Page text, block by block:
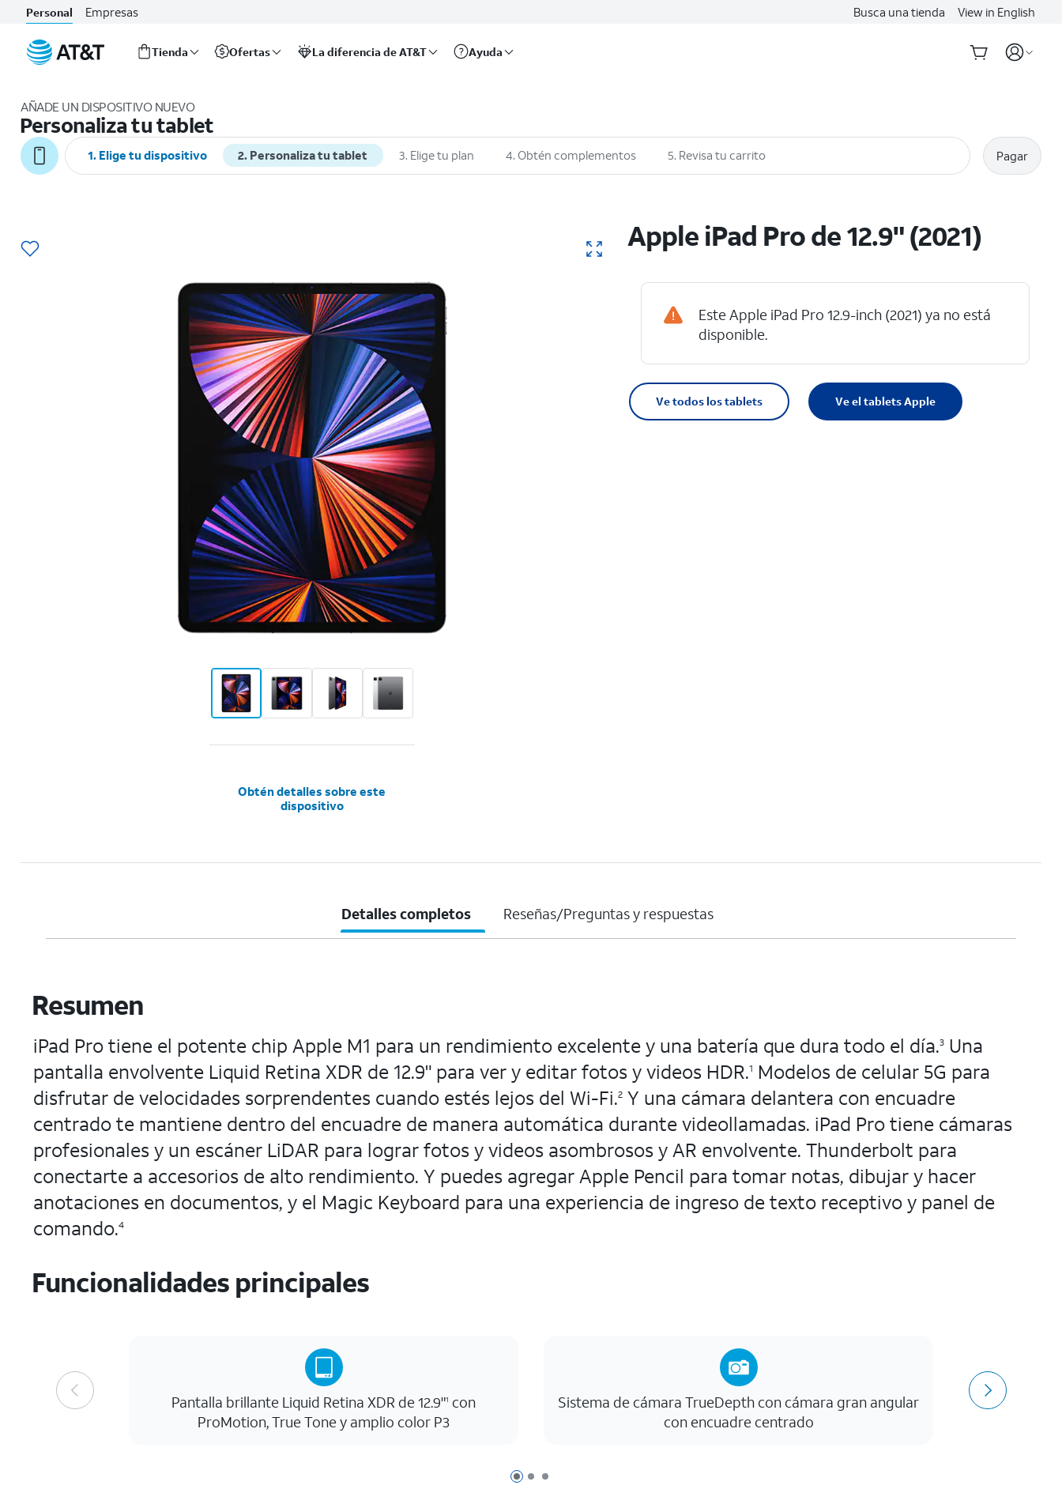
Personal Empresas Busca una tienda View in English
Tienda Ofertas La diferencia de AT&T Ayuda
AÑADE UN DISPOSITIVO NUEVO
Personaliza tu tablet
1. Elige tu dispositivo 2. Personaliza tu tablet 3. Elige tu plan 4. Obtén complementos 5. Revisa tu carrito Pagar
Obtén detalles sobre este
dispositivo
Apple iPad Pro de 12.9" (2021)
Este Apple iPad Pro 12.9-inch (2021) ya no está
disponible.
Ve todos los tablets Ve el tablets Apple
Detalles completos Reseñas/Preguntas y respuestas
Resumen
iPad Pro tiene el potente chip Apple M1 para un rendimiento excelente y una batería que dura todo el día.3 Una
pantalla envolvente Liquid Retina XDR de 12.9" para ver y editar fotos y videos HDR.1 Modelos de celular 5G para
disfrutar de velocidades sorprendentes cuando estés lejos del Wi-Fi.2 Y una cámara delantera con encuadre
centrado te mantiene dentro del encuadre de manera automática durante videollamadas. iPad Pro tiene cámaras
profesionales y un escáner LiDAR para lograr fotos y videos asombrosos y AR envolvente. Thunderbolt para
conectarte a accesorios de alto rendimiento. Y puedes agregar Apple Pencil para tomar notas, dibujar y hacer
anotaciones en documentos, y el Magic Keyboard para una experiencia de ingreso de texto receptivo y panel de
comando.4
Funcionalidades principales
Página 1 de 3
Página 2 de 3
Página 3 de 3
Pantalla brillante Liquid Retina XDR de 12.9"1 con
ProMotion, True Tone y amplio color P3
Sistema de cámara TrueDepth con cámara gran angular
con encuadre centrado